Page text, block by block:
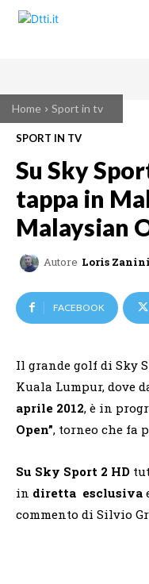
Home Sport in tv
SPORT IN TV
Su Sky
tappa in
Malaysian
Autore Loris Zanini
FACEBOOK
Il grande golf di Sky
Kuala Lumpur, dove
aprile 2012, è in
Open”, torneo che fa
Su Sky Sport 2 HD
in diretta esclusiva
commento di Silvio